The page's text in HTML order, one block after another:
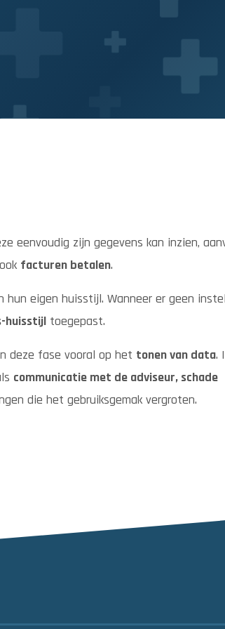
eenvoudig zijn gegevens kan inzien,
facturen betalen.
hun eigen huisstijl. Wanneer er geen
huisstijl toegepast.
deze fase vooral op het tonen van data.
communicatie met de adviseur, schade
die het gebruiksgemak vergroten.